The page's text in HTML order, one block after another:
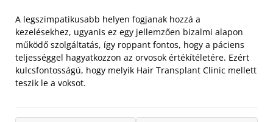
A legszimpatikusabb helyen fogjanak hozzá a
kezelésekhez, ugyanis ez egy jellemzően bizalmi alapon
működő szolgáltatás, így roppant fontos, hogy a páciens
teljességgel hagyatkozzon az orvosok értékítéletére. Ezért
kulcsfontosságú, hogy melyik Hair Transplant Clinic mellett
teszik le a voksot.